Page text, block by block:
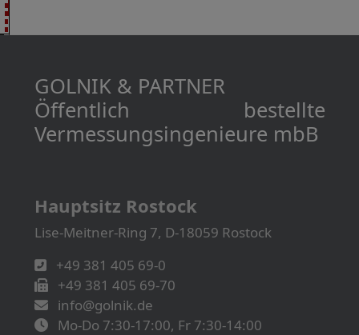
GOLNIK & PARTNER
Öffentlich bestellte
Vermessungs­­ingenieure mbB
Hauptsitz Rostock
Lise-Meitner-Ring 7, D-18059 Rostock
+49 381 405 69-0
+49 381 405 69-70
info@golnik.de
Mo-Do 7:30-17:00, Fr 7:30-14:00